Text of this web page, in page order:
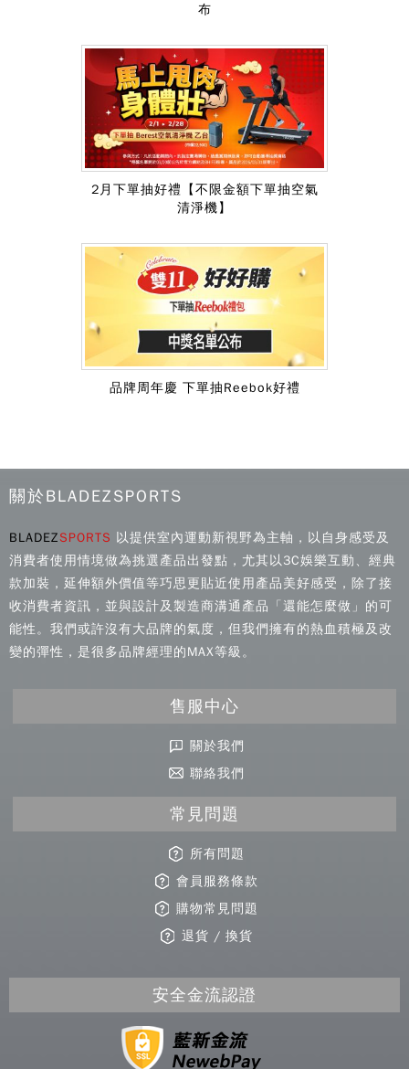
布
2月下單抽好禮【不限金額下單抽空氣
清淨機】
品牌周年慶 下單抽Reebok好禮
關於BLADEZSPORTS
BLADEZSPORTS 以提供室內運動新視野為主軸，以自身感受及
消費者使用情境做為挑選產品出發點，尤其以3C娛樂互動、經典
款加裝，延伸額外價值等巧思更貼近使用產品美好感受，除了接
收消費者資訊，並與設計及製造商溝通產品「還能怎麼做」的可
能性。我們或許沒有大品牌的氣度，但我們擁有的熱血積極及改
變的彈性，是很多品牌經理的MAX等級。
售服中心
關於我們
聯絡我們
常見問題
所有問題
會員服務條款
購物常見問題
退貨 / 換貨
安全金流認證